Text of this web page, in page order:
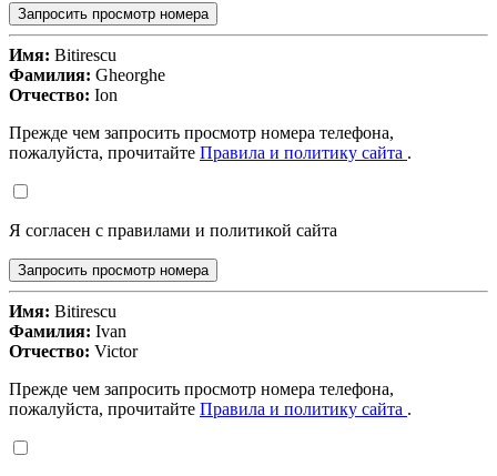
Запросить просмотр номера
Имя: Bitirescu
Фамилия: Gheorghe
Отчество: Ion
Прежде чем запросить просмотр номера телефона,
пожалуйста, прочитайте Правила и политику сайта .
Я согласен с правилами и политикой сайта
Запросить просмотр номера
Имя: Bitirescu
Фамилия: Ivan
Отчество: Victor
Прежде чем запросить просмотр номера телефона,
пожалуйста, прочитайте Правила и политику сайта .